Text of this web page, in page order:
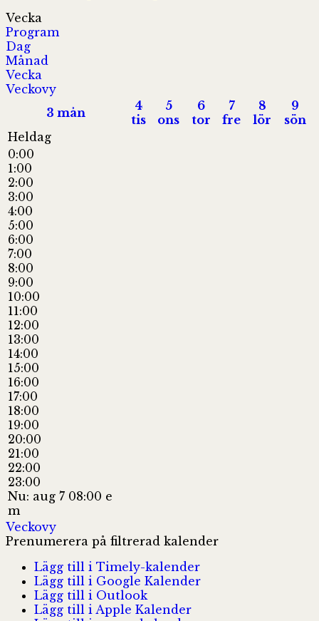
Vecka
Program
Dag
Månad
Vecka
Veckovy
3 mån
4
tis
5
ons
6
tor
7
fre
8
lör
9
sön
Heldag
0:00
1:00
2:00
3:00
4:00
5:00
6:00
7:00
8:00
9:00
10:00
11:00
12:00
13:00
14:00
15:00
16:00
17:00
18:00
19:00
20:00
21:00
22:00
23:00
Nu: aug 7 08:00 e
m
Veckovy
Prenumerera på filtrerad kalender
Lägg till i Timely-kalender
Lägg till i Google Kalender
Lägg till i Outlook
Lägg till i Apple Kalender